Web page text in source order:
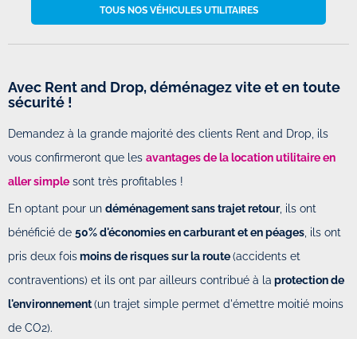
TOUS NOS VÉHICULES UTILITAIRES
Avec Rent and Drop, déménagez vite et en toute
sécurité !
Demandez à la grande majorité des clients Rent and Drop, ils
vous confirmeront que les avantages de la location utilitaire en
aller simple sont très profitables !
En optant pour un déménagement sans trajet retour, ils ont
bénéficié de 50% d'économies en carburant et en péages, ils ont
pris deux foismoins de risques sur la route(accidents et
contraventions) et ils ont par ailleurs contribué à la protection de
l'environnement(un trajet simple permet d'émettre moitié moins
de CO2).